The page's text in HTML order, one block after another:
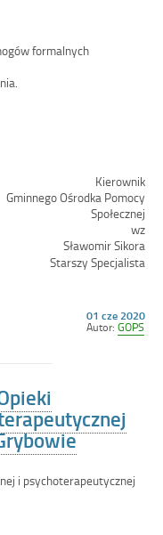
formalnych
Kierownik
Gminnego Ośrodka Pomocy
Społecznej
wz
Sławomir Sikora
Starszy Specjalista
Opublikowano
w
01 cze 2020
Autor: GOPS
i psychoterapeutycznej